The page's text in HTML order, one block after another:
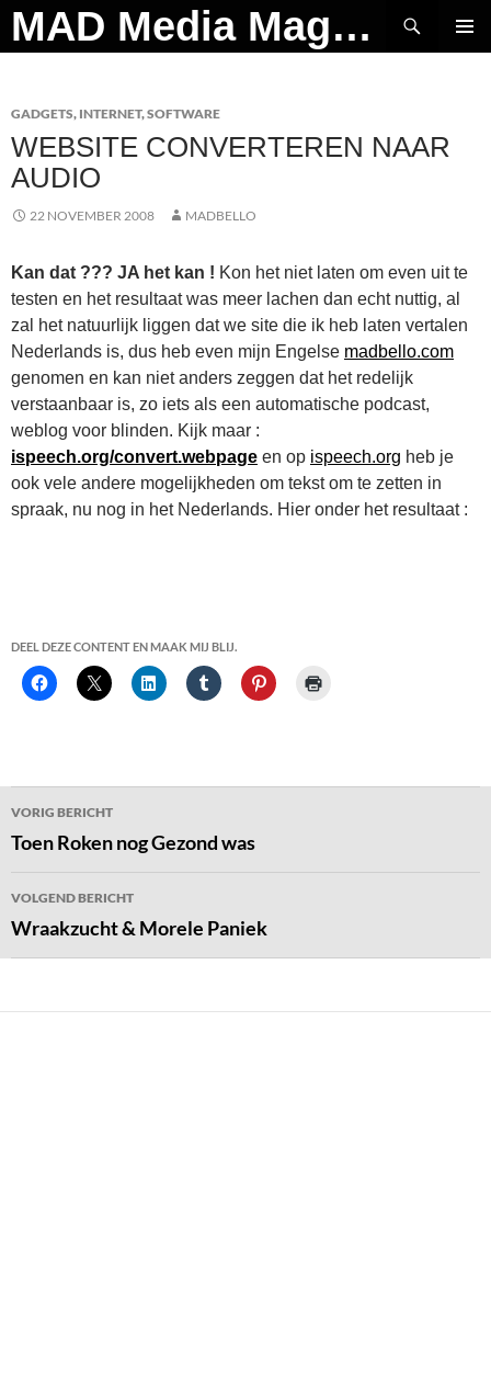
Ga
naar
MAD Media Magazine
Zoeken
GADGETS, INTERNET,SOFTWARE
WEBSITE CONVERTEREN NAAR
AUDIO
22 NOVEMBER 2008 MADBELLO
Kan dat ??? JA het kan ! Kon het niet laten om even uit te
testen en het resultaat was meer lachen dan echt nuttig, al
zal het natuurlijk liggen dat we site die ik heb laten vertalen
Nederlands is, dus heb even mijn Engelse madbello.com
genomen en kan niet anders zeggen dat het redelijk
verstaanbaar is, zo iets als een automatische podcast,
weblog voor blinden. Kijk maar :
ispeech.org/convert.webpage en op ispeech.org heb je
ook vele andere mogelijkheden om tekst om te zetten in
spraak, nu nog in het Nederlands. Hier onder het resultaat :
DEEL DEZE CONTENT EN MAAK MIJ BLIJ.
Bericht
navigatie
VORIG BERICHT
Toen Roken nog Gezond was
VOLGEND BERICHT
Wraakzucht & Morele Paniek